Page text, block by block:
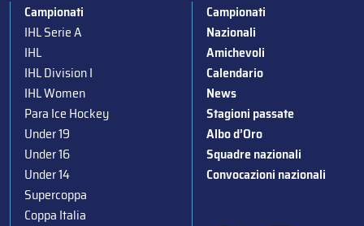
Campionati
IHL Serie A
IHL
IHL Division I
IHL Women
Para Ice Hockey
Under 19
Under 16
Under 14
Supercoppa
Coppa Italia
Campionati
Nazionali
Amichevoli
Calendario
News
Stagioni passate
Albo d’Oro
Squadre nazionali
Convocazioni nazionali